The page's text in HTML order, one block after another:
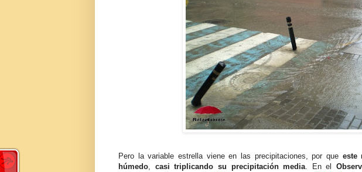
Pero la variable estrella viene en las precipitaciones, por que este
húmedo, casi triplicando su precipitación media. En el